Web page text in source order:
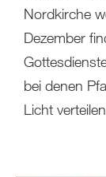
Nordkirche
Dezember
bei denen
Licht